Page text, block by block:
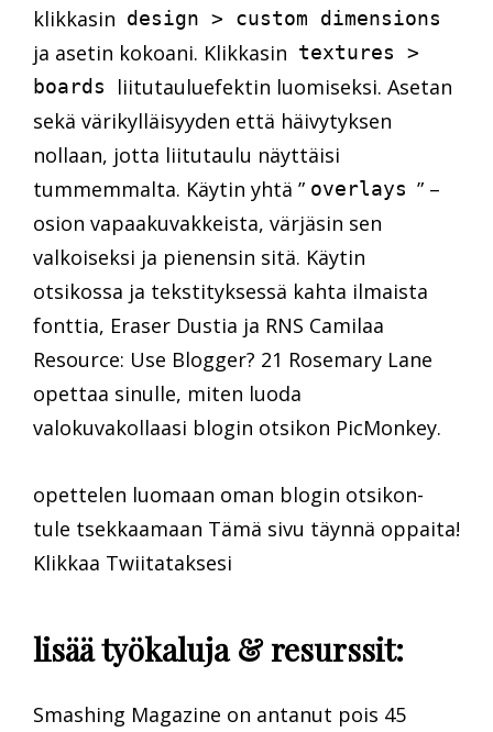
klikkasin design > custom dimensions
ja asetin kokoani. Klikkasin textures >
boards
liitutauluefektin luomiseksi. Asetan
sekä värikylläisyyden että häivytyksen
nollaan, jotta liitutaulu näyttäisi
tummemmalta. Käytin yhtä ” overlays ” –
osion vapaakuvakkeista, värjäsin sen
valkoiseksi ja pienensin sitä. Käytin
otsikossa ja tekstityksessä kahta ilmaista
fonttia, Eraser Dustia ja RNS Camilaa
Resource: Use Blogger? 21 Rosemary Lane
opettaa sinulle, miten luoda
valokuvakollaasi blogin otsikon PicMonkey.
opettelen luomaan oman blogin otsikon-
tule tsekkaamaan Tämä sivu täynnä oppaita!
Klikkaa Twiitataksesi
lisää työkaluja & resurssit:
Smashing Magazine on antanut pois 45